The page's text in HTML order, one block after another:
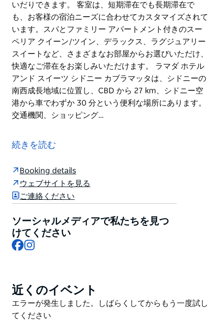
いだりできます。 客室は、短期滞在でも長期滞在で
も、お客様の宿泊ニーズに合わせてカスタマイズされて
います。スパとファミリー アパートメント付きのスー
ペリア クイーン/ツイン、デラックス、ラグジュアリー
スイートなど、さまざまなお部屋からお選びいただけ、
快適なご滞在をお楽しみいただけます。 ラマダ ホテル
アンド スイーツ シドニー カブラマッタは、シドニーの
南西成長地域に位置し、CBD から 27 km、シドニー空
港から車でわずか 30 分という便利な場所にあります。
交通機関、ショッピング…
は、ビジネス、レジャー、スポーツ グループ向けに快
適で広々とした客室を提供しています。フロントではフ
ノ グリル アンド バーでは、豊富な料理とワインのメニ
ューを用意しており、ビジネス仲間、家族、友人とリラ
ックスしたり、スポーツ タブや VIP ラウンジでくつろ
客室は、短期滞在でも長期滞在でも、お客様の宿泊ニー
ズに合わせてカスタマイズされています。スパとファミ
しみいただけます。
ラマダ ホテル アンド スイーツ シドニー カブラマッタ
は、シドニーの南西成長地域に位置し、CBD から 27
続きを読む
Booking details
ウェブサイトを見る
ご連絡ください
ソーシャルメディアで私たちを見つ
けてください
Facebook
Product
List
近くのイベント
Product
List
エラーが発生しました。しばらくしてからもう一度試し
てください